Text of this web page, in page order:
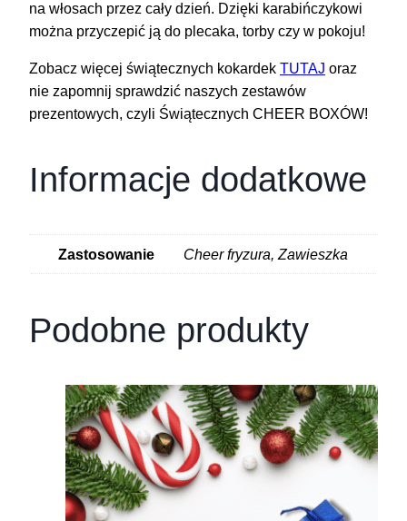
na włosach przez cały dzień. Dzięki karabińczykowi
można przyczepić ją do plecaka, torby czy w pokoju!
Zobacz więcej świątecznych kokardek TUTAJ oraz
nie zapomnij sprawdzić naszych zestawów
prezentowych, czyli Świątecznych CHEER BOXÓW!
Informacje dodatkowe
Zastosowanie Cheer fryzura, Zawieszka
Podobne produkty